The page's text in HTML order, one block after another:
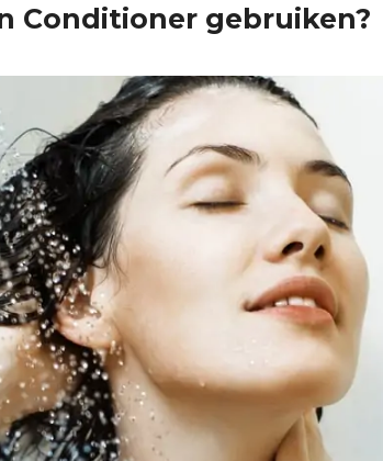
Conditioner gebruiken?